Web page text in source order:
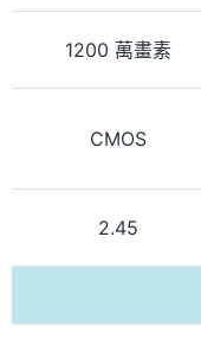
1200 萬畫素
CMOS
2.45